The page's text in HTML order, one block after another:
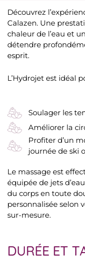
Découvrez
Calazen. Une
chaleur de l’eau et
détendre
esprit.
L’Hydrojet est idéal
Soulager les
Améliorer la
Profiter d’un
journée de ski
Le massage est
équipée de jets
du corps en toute
personnalisée selon
sur-mesure.
DURÉE ET